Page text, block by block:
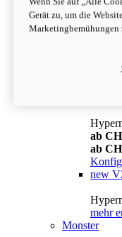
new
ab
ab
ab
new
mehr
Monster
Gerät zu, um die
Marketingbemühungen